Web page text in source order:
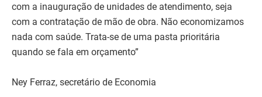
com a inauguração de unidades de atendimento, seja
com a contratação de mão de obra. Não economizamos
nada com saúde. Trata-se de uma pasta prioritária
quando se fala em orçamento”
Ney Ferraz, secretário de Economia